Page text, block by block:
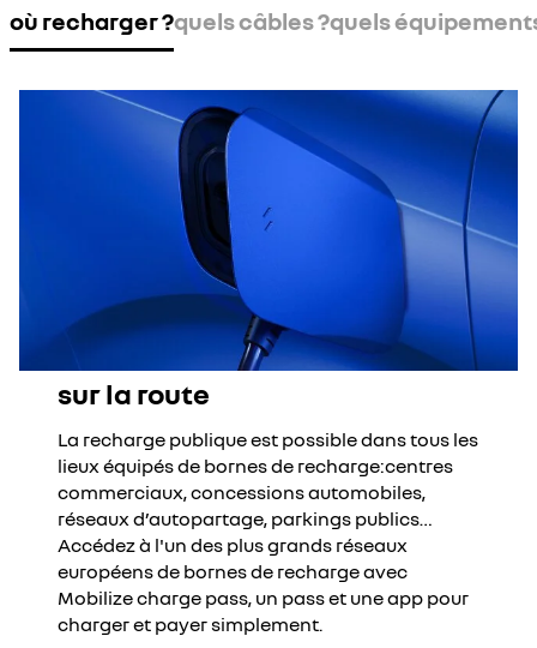
où recharger ?quels câbles ?quels
sur la route
La recharge publique est possible dans tous les
lieux équipés de bornes de recharge:centres
commerciaux, concessions automobiles,
réseaux d’autopartage, parkings publics…
Accédez à l'un des plus grands réseaux
européens de bornes de recharge avec
Mobilize charge pass, un pass et une app pour
charger et payer simplement.